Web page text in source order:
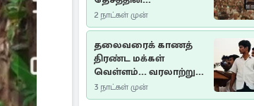
தீர்க்கதரிசனம் :
சுதுமலை பிரகடனம்
ஒரு வரலாற்றுப் பாடம்
2 நாட்கள் முன்
தலைவரைக் காணத்
திரண்ட மக்கள்
வெள்ளம்... வரலாற்றுச்
சிறப்புமிக்க சுதுமலைப்
பிரகடனம்…
3 நாட்கள் முன்